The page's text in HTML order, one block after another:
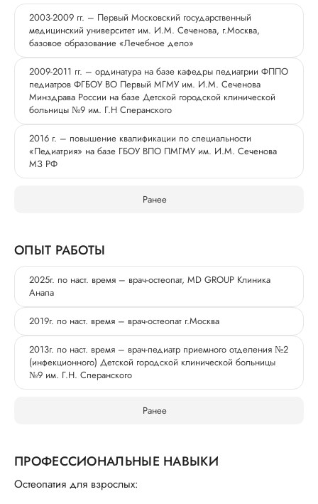
2003-2009 гг. – Первый Московский государственный
медицинский университет им. И.М. Сеченова, г.Москва,
базовое образование «Лечебное дело»
2009-2011 гг. – ординатура на базе кафедры педиатрии ФППО
педиатров ФГБОУ ВО Первый МГМУ им. И.М. Сеченова
Минздрава России на базе Детской городской клинической
больницы №9 им. Г.Н Сперанского
2016 г. – повышение квалификации по специальности
«Педиатрия» на базе ГБОУ ВПО ПМГМУ им. И.М. Сеченова
МЗ РФ
Ранее
ОПЫТ РАБОТЫ
2025г. по наст. время – врач-остеопат, MD GROUP Клиника
Анапа
2019г. по наст. время – врач-остеопат г.Москва
2013г. по наст. время – врач-педиатр приемного отделения №2
(инфекционного) Детской городской клинической больницы
№9 им. Г.Н. Сперанского
Ранее
ПРОФЕССИОНАЛЬНЫЕ НАВЫКИ
Остеопатия для взрослых: